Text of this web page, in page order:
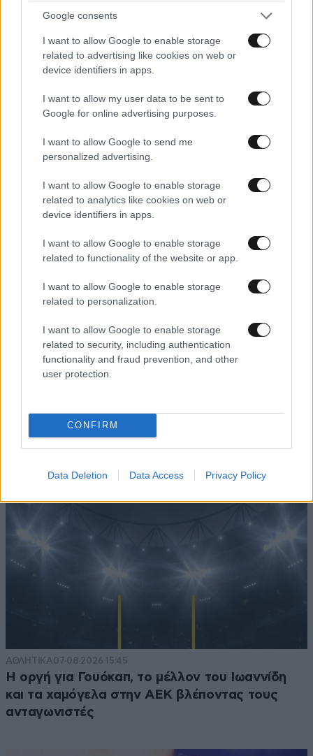
Google consents
I want to allow Google to enable storage
related to advertising like cookies on web or
device identifiers in apps.
I want to allow my user data to be sent to
Google for online advertising purposes.
I want to allow Google to send me
personalized advertising.
I want to allow Google to enable storage
related to analytics like cookies on web or
device identifiers in apps.
I want to allow Google to enable storage
related to functionality of the website or app.
I want to allow Google to enable storage
related to personalization.
I want to allow Google to enable storage
related to security, including authentication
functionality and fraud prevention, and other
user protection.
CONFIRM
Data Deletion Data Access Privacy Policy
ΑΘΛΗΤΙΚΑ07·08·2026 15:45
Η οργή για Γουόκαπ, το μέλλον του Ιωαννίδη
και τα χαμόγελα στην ΑΕΚ βλέποντας τους
ανταγωνιστές